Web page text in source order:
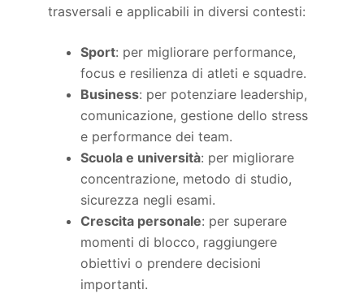
trasversali e applicabili in diversi contesti:
Sport: per migliorare performance,
focus e resilienza di atleti e squadre.
Business: per potenziare leadership,
comunicazione, gestione dello stress
e performance dei team.
Scuola e università: per migliorare
concentrazione, metodo di studio,
sicurezza negli esami.
Crescita personale: per superare
momenti di blocco, raggiungere
obiettivi o prendere decisioni
importanti.